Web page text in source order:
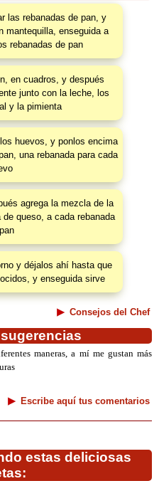
las rebanadas de pan, y
mantequilla, enseguida a
rebanadas de pan
en cuadros, y después
junto con la leche, los
y la pimienta
huevos, y ponlos encima
una rebanada para cada
agrega la mezcla de la
de queso, a cada rebanada
y déjalos ahí hasta que
y enseguida sirve
Consejos del Chef
maneras, a mí me gustan más
Escribe aquí tus comentarios
estas deliciosas